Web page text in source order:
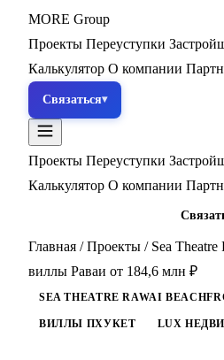
MORE Group
Проекты Переуступки
Калькулятор О компании
Связаться
Проекты Переуступки
Калькулятор О компании
Главная / Проекты / Sea
виллы Раваи от 184,6 млн ₽
SEA THEATRE RAWAI
ВИЛЛЫ ПХУКЕТ LUX